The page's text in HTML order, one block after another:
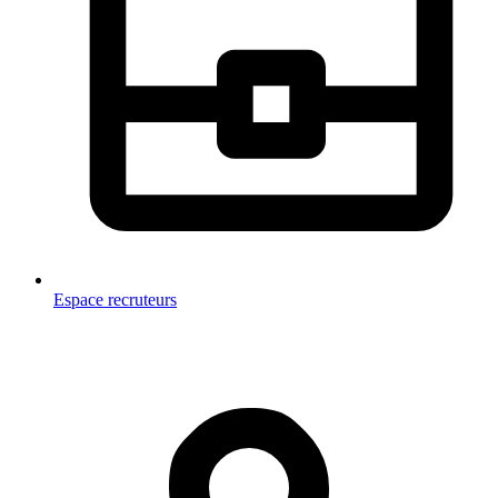
Espace recruteurs